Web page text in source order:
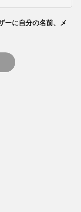
ーに自分の名前、メ